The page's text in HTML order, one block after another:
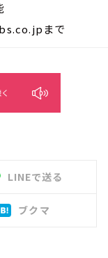
まで
LINEで送る
ブクマ